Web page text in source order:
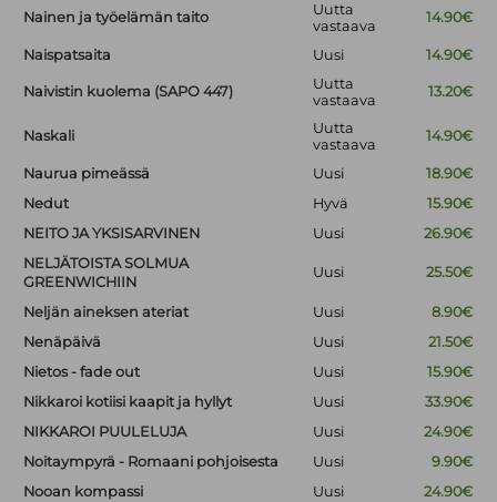
Nainen ja työelämän taito
Uutta
vastaava
14.90€
Naispatsaita Uusi 14.90€
Naivistin kuolema (SAPO 447)
Uutta
vastaava
13.20€
Naskali
Uutta
vastaava
14.90€
Naurua pimeässä Uusi
18.90€
Nedut
Hyvä
15.90€
NEITO JA YKSISARVINEN
Uusi
26.90€
NELJÄTOISTA SOLMUA
GREENWICHIIN
Uusi 25.50€
Neljän aineksen ateriat Uusi
8.90€
Nenäpäivä
Uusi
21.50€
Nietos - fade out
Uusi
15.90€
Nikkaroi kotiisi kaapit ja hyllyt
Uusi
33.90€
NIKKAROI PUULELUJA
Uusi
24.90€
Noitaympyrä - Romaani pohjoisesta
Uusi
9.90€
Nooan kompassi
Uusi 24.90€